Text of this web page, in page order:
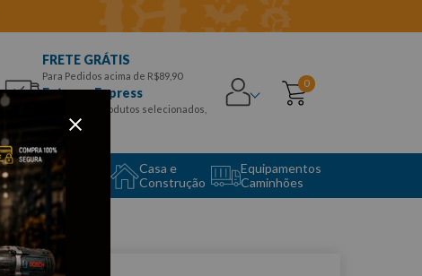
FRETE GRÁTIS
Para Pedidos acima de R$89,90
Entrega Express
para CEPS e produtos selecionados,
Aproveite!
0
Equipamento
Auto Center
Casa e
Construção
Equipamentos
Caminhões
Clique e veja!